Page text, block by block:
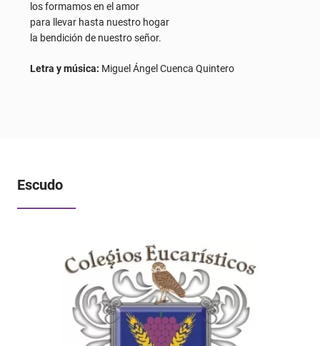
los formamos en el amor
para llevar hasta nuestro hogar
la bendición de nuestro señor.
Letra y música: Miguel Ángel Cuenca Quintero
Escudo